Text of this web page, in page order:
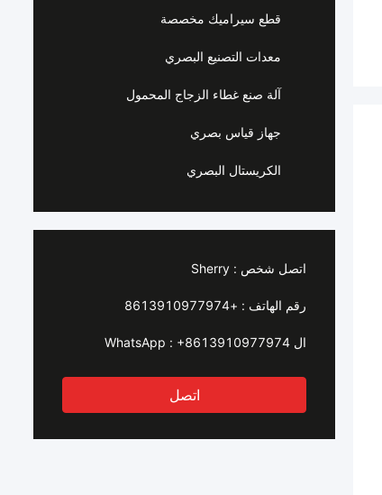
قطع سيراميك مخصصة
معدات التصنيع البصري
آلة صنع غطاء الزجاج المحمول
جهاز قياس بصري
الكريستال البصري
اتصل شخص : Sherry
رقم الهاتف : +8613910977974
ال WhatsApp : +8613910977974
اتصل